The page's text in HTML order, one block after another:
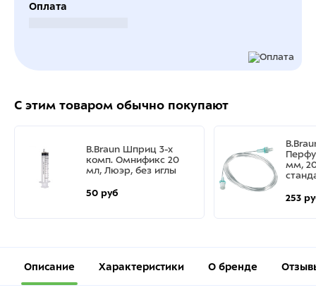
Оплата
С этим товаром обычно покупают
B.Braun Шприц 3-х
комп. Омнификс 20
мл, Люэр, без иглы
50 руб
мм,
253
Описание Характеристики О бренде